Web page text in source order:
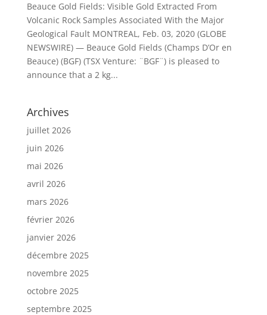
Beauce Gold Fields: Visible Gold Extracted From
Volcanic Rock Samples Associated With the Major
Geological Fault MONTREAL, Feb. 03, 2020 (GLOBE
NEWSWIRE) — Beauce Gold Fields (Champs D’Or en
Beauce) (BGF) (TSX Venture: ¨BGF¨) is pleased to
announce that a 2 kg...
Archives
juillet 2026
juin 2026
mai 2026
avril 2026
mars 2026
février 2026
janvier 2026
décembre 2025
novembre 2025
octobre 2025
septembre 2025